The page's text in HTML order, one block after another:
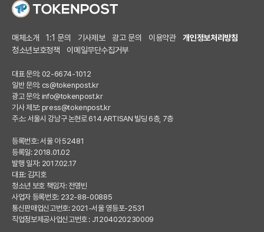
매체소개 1:1 문의 기사제보 광고 문의 이용약관
개인정보처리방침
청소년보호정책
이메일무단수집거부
대표 문의: 02-6674-1012
일반 문의: cs@tokenpost.kr
광고 문의: info@tokenpost.kr
기사 제보: press@tokenpost.kr
주소: 서울시 강남구 논현로 614 ARTISAN 빌딩 6층, 7층
등록번호: 서울 아 52481
등록일: 2018.01.02
발행 일자: 2017.02.17
대표: 김지호
청소년 보호 책임자: 전영빈
사업자 등록번호: 232-88-00885
통신판매업신고번호: 2021-서울 영등포-2531
직업정보제공사업신고번호 : J1204020230009